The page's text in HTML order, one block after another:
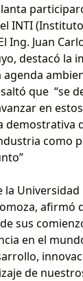
INTI
Ing. Juan
destacó la
que “se
en
demostrativa
como
la Universidad
afirmó
sus
en el
de